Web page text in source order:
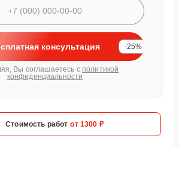
консультация -25%
Вы соглашаетесь с политикой
конфиденциальности
Стоимость работ от 1300 ₽